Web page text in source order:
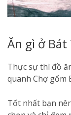
Ăn gì ở Bát
Thực sự thì đồ
quanh Chợ gốm
Tốt nhất bạn